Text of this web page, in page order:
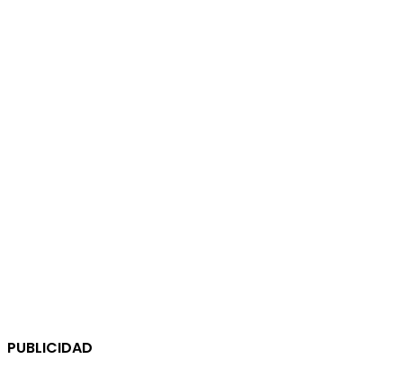
PUBLICIDAD